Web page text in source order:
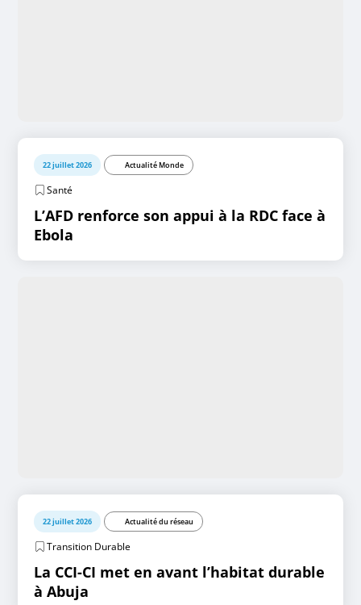
22 juillet 2026 Actualité Monde
Santé
L’AFD renforce son appui à la RDC face à
Ebola
22 juillet 2026 Actualité du réseau
Transition Durable
La CCI-CI met en avant l’habitat durable
à Abuja